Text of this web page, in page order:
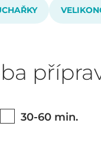
30-60 min.